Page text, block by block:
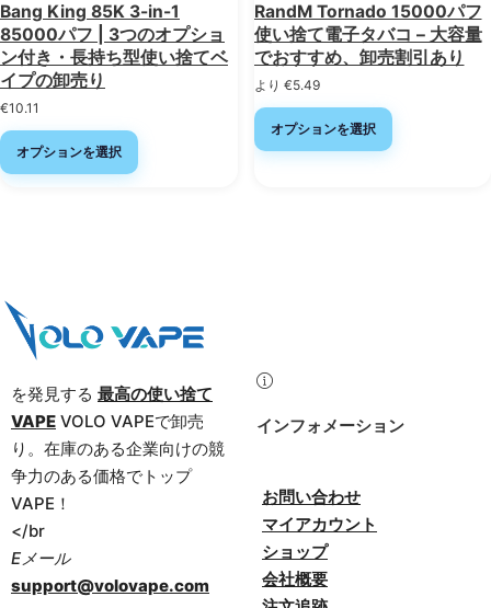
Bang King 85K 3-in-1
85000パフ | 3つのオプショ
ン付き・長持ち型使い捨てベ
イプの卸売り
€10.11
オプションを選択
RandM Tornado 15000パフ
使い捨て電子タバコ – 大容量
でおすすめ、卸売割引あり
より €5.49
オプションを選択
を発見する 最高の使い捨て
VAPE VOLO VAPEで卸売
り。在庫のある企業向けの競
争力のある価格でトップ
VAPE！
</br
Eメール
support@volovape.com
インフォメーション
お問い合わせ
マイアカウント
ショップ
会社概要